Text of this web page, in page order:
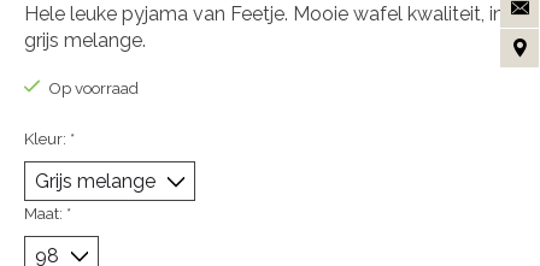
Hele leuke pyjama van Feetje. Mooie wafel kwaliteit, in
grijs melange.
Op voorraad
Kleur: *
Maat: *